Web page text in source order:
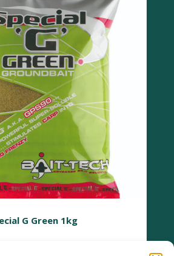
G Green 1kg